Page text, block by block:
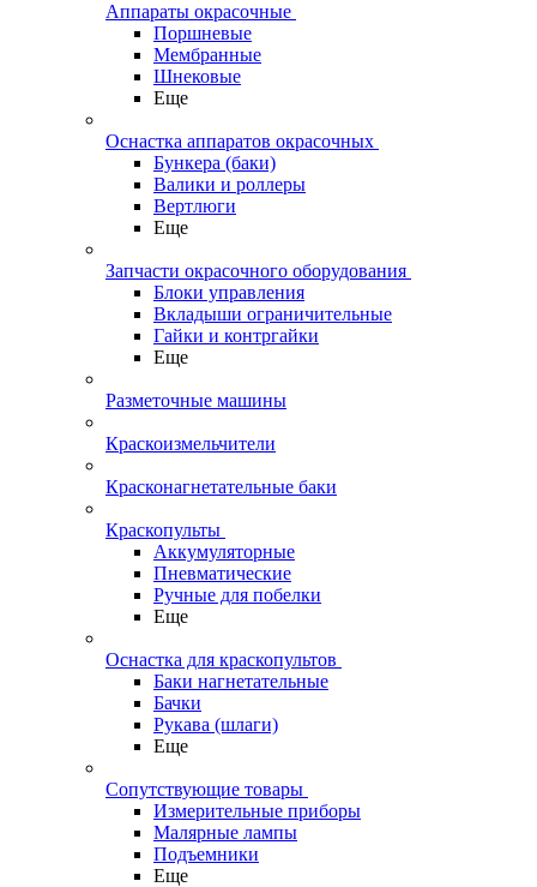
Аппараты окрасочные
Поршневые
Мембранные
Шнековые
Еще
Оснастка аппаратов окрасочных
Бункера (баки)
Валики и роллеры
Вертлюги
Еще
Запчасти окрасочного оборудования
Блоки управления
Вкладыши ограничительные
Гайки и контргайки
Еще
Разметочные машины
Краскоизмельчители
Красконагнетательные баки
Краскопульты
Аккумуляторные
Пневматические
Ручные для побелки
Еще
Оснастка для краскопультов
Баки нагнетательные
Бачки
Рукава (шлаги)
Еще
Сопутствующие товары
Измерительные приборы
Малярные лампы
Подъемники
Еще